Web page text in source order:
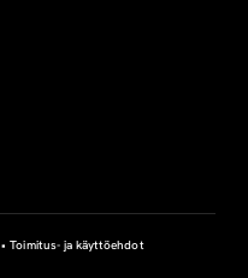
•Toimitus- ja käyttöehdot